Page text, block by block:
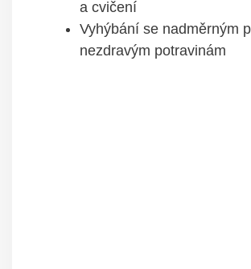
a cvičení
Vyhýbání se nadměrným
nezdravým potravinám